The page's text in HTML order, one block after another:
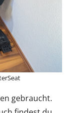
gebraucht.